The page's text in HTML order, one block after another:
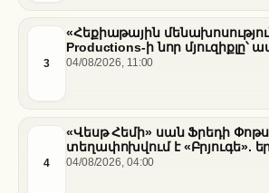
3
«Հեքիաթային
Productions-ի նոր
պատմությունների նոր
04/08/2026, 11:00
4
«Վեսթ Հեմի» սան Ֆրեդի
տեղափոխվում է «Բրյուգե».
դժգոհությունը և ակումբի
04/08/2026, 04:00